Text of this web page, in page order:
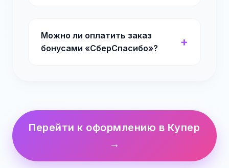
Можно ли оплатить заказ
бонусами «СберСпасибо»?
Перейти к оформлению в Купер
→